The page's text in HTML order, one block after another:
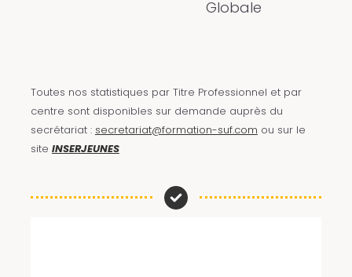
Globale
Toutes nos statistiques par Titre Professionnel et par
centre sont disponibles sur demande auprès du
secrétariat : secretariat@formation-suf.com ou sur le
site INSERJEUNES